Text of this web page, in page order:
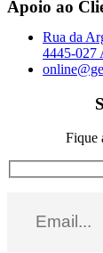
Apoio ao
Rua da
4445-027
Fique